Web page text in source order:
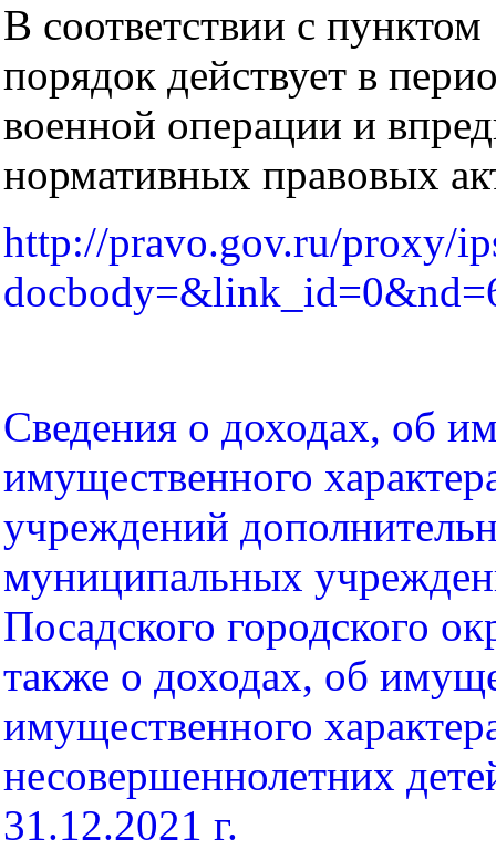
В соответствии с
порядок действует в
военной операции и
нормативных правовых
http://pravo.gov.ru/proxy/
Сведения о доходах, об
имущественного
учреждений
муниципальных
Посадского городского
также о доходах, об
имущественного
несовершеннолетних
31.12.2021 г.